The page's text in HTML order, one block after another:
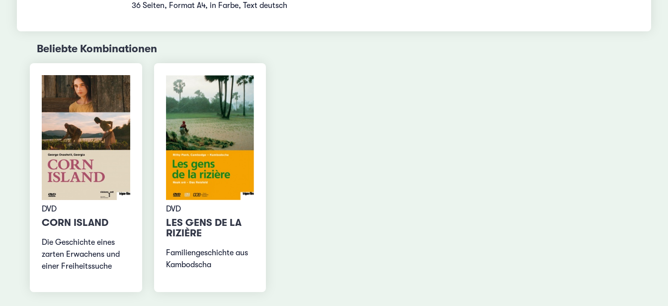
36 Seiten, Format A4, in Farbe, Text deutsch
Beliebte Kombinationen
DVD
CORN ISLAND
Die Geschichte eines
zarten Erwachens und
einer Freiheitssuche
DVD
LES GENS DE LA
RIZIÈRE
Familiengeschichte aus
Kambodscha